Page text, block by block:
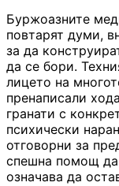
Буржоазните
повтарят думи,
за да
да се бори.
лицето на
пренаписали
гранати с
психически
отговорни за
спешна помощ да
означава да